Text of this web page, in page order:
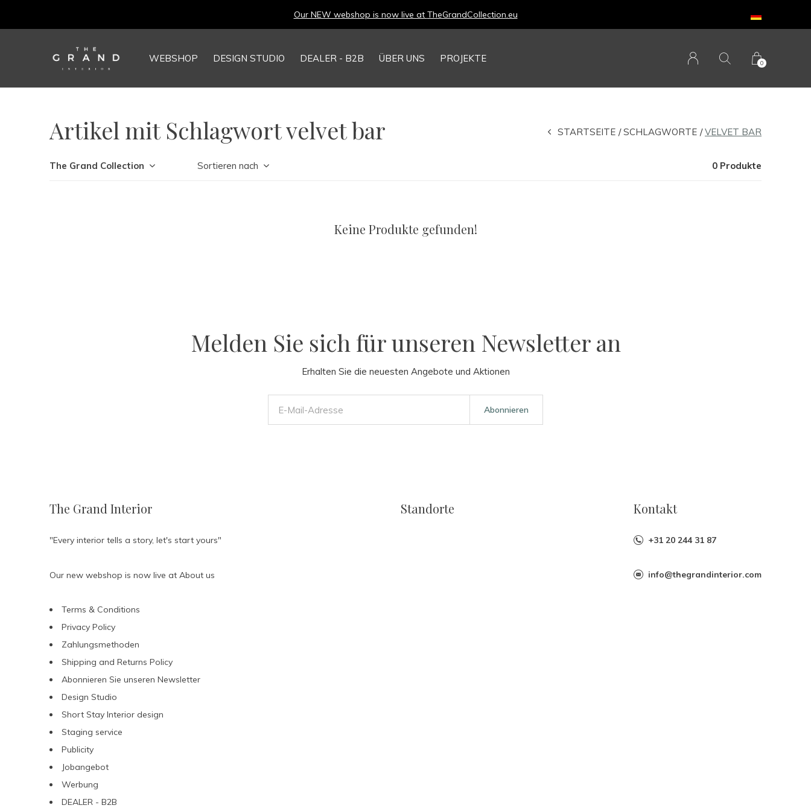
WEBSHOP DESIGN STUDIO DEALER - B2B ÜBER UNS PROJEKTE 0
Our NEW webshop is now live at TheGrandCollection.eu
Artikel mit Schlagwort velvet bar STARTSEITE SCHLAGWORTE VELVET BAR
The Grand Collection Sortieren nach 0 Produkte
Keine Produkte gefunden!
Melden Sie sich für unseren Newsletter an
Erhalten Sie die neuesten Angebote und Aktionen
Abonnieren
The Grand Interior
"Every interior tells a story, let's start yours"
Our new webshop is now live at About us
Terms & Conditions
Privacy Policy
Zahlungsmethoden
Shipping and Returns Policy
Abonnieren Sie unseren Newsletter
Design Studio
Short Stay Interior design
Staging service
Publicity
Jobangebot
Werbung
DEALER - B2B
Standorte Kontakt
+31 20 244 31 87
info@thegrandinterior.com